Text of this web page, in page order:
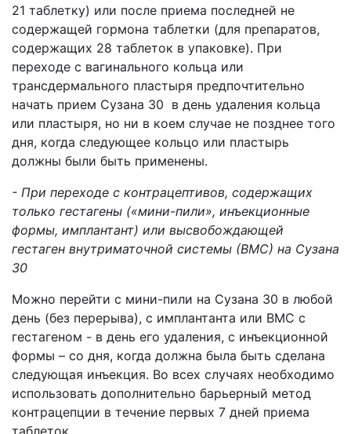
21 таблетку) или после приема последней не
содержащей гормона таблетки (для препаратов,
содержащих 28 таблеток в упаковке). При
переходе с вагинального кольца или
трансдермального пластыря предпочтительно
начать прием Сузана 30 в день удаления кольца
или пластыря, но ни в коем случае не позднее того
дня, когда следующее кольцо или пластырь
должны были быть применены.
- При переходе с контрацептивов, содержащих
только гестагены («мини-пили», инъекционные
формы, имплантант) или высвобождающей
гестаген внутриматочной системы (ВМС) на Сузана
30
Можно перейти с мини-пили на Сузана 30 в любой
день (без перерыва), с имплантанта или ВМС с
гестагеном - в день его удаления, с инъекционной
формы – со дня, когда должна была быть сделана
следующая инъекция. Во всех случаях необходимо
использовать дополнительно барьерный метод
контрацепции в течение первых 7 дней приема
таблеток.